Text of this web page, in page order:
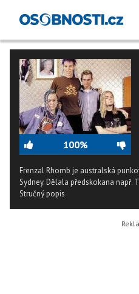
100%
Frenzal Rhomb je australská
Sydney. Dělala předskokana např.
Stručný popis